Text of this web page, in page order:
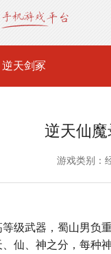
逆天剑冢
逆天仙
游戏类别：
级武器，蜀山男负
仙、神之分，每种